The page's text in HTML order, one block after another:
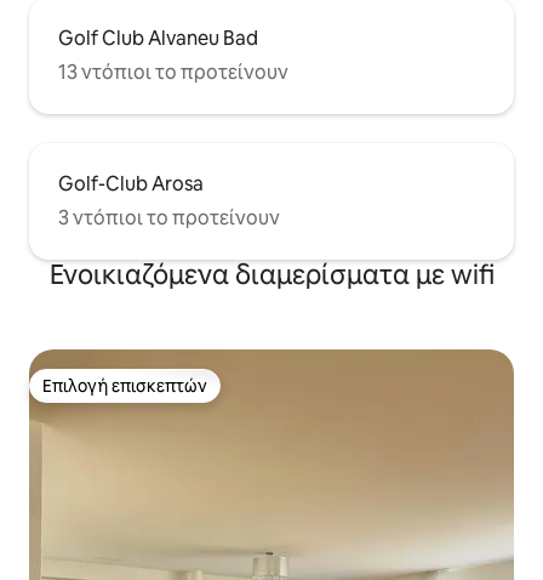
Golf Club Alvaneu Bad
13 ντόπιοι το προτείνουν
Golf-Club Arosa
3 ντόπιοι το προτείνουν
Ενοικιαζόμενα διαμερίσματα με wifi
Επιλογή επισκεπτών
Επιλογή επισκεπτών